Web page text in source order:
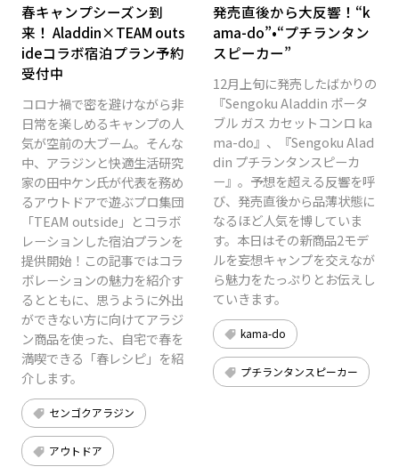
春キャンプシーズン到
来！ Aladdin×TEAM outs
ideコラボ宿泊プラン予約
受付中
コロナ禍で密を避けながら非
日常を楽しめるキャンプの人
気が空前の大ブーム。そんな
中、アラジンと快適生活研究
家の田中ケン氏が代表を務め
るアウトドアで遊ぶプロ集団
「TEAM outside」とコラボ
レーションした宿泊プランを
提供開始！この記事ではコラ
ボレーションの魅力を紹介す
るとともに、思うように外出
ができない方に向けてアラジ
ン商品を使った、自宅で春を
満喫できる「春レシピ」を紹
介します。
センゴクアラジン
アウトドア
発売直後から大反響！“k
ama-do”•“プチランタン
スピーカー”
12月上旬に発売したばかりの
『Sengoku Aladdin ポータ
ブル ガス カセットコンロ ka
ma-do』、『Sengoku Alad
din プチランタンスピーカ
ー』。予想を超える反響を呼
び、発売直後から品薄状態に
なるほど人気を博していま
す。本日はその新商品2モデ
ルを妄想キャンプを交えなが
ら魅力をたっぷりとお伝えし
ていきます。
kama-do
プチランタンスピーカー